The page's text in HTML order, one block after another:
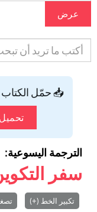
عرض
📥 حمّل الكتاب
الترجمة اليسوعية:
سفر
تكبير الخط (+)